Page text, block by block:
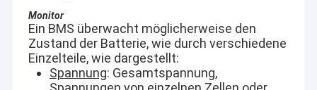
Monitor
Ein BMS überwacht möglicherweise den
Zustand der Batterie, wie durch verschiedene
Einzelteile, wie dargestellt:
Spannung: Gesamtspannung,